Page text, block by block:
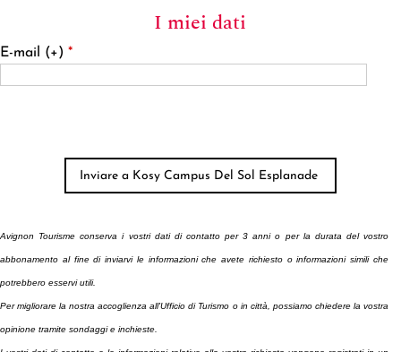
I miei dati
E-mail (+) *
Avignon Tourisme conserva i vostri dati di contatto per 3 anni o per la durata del vostro
abbonamento al fine di inviarvi le informazioni che avete richiesto o informazioni simili che
potrebbero esservi utili.
Per migliorare la nostra accoglienza all'Ufficio di Turismo o in città, possiamo chiedere la vostra
opinione tramite sondaggi e inchieste.